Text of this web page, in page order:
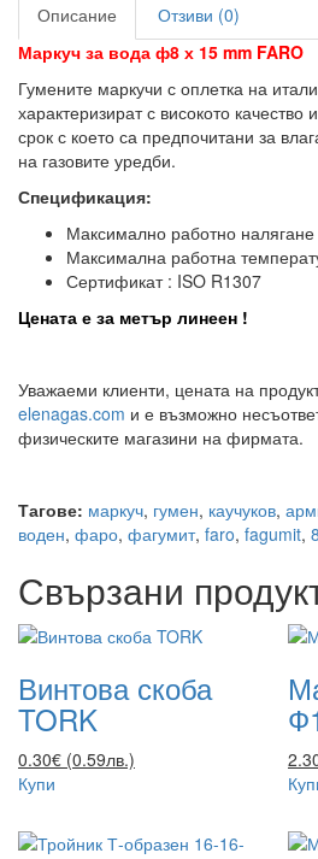
Описание
Отзиви (0)
Маркуч за вода ф8 х 15 mm FARO
Гумените маркучи с оплетка на
характеризират с високото
срок с което са предпочитани за
на газовите уредби.
Спецификация:
Максимално работно
Максимална работна
Сертификат : ISO R1307
Цената е за метър линеен !
Уважаеми клиенти, цената на
elenagas.com и е възможно
физическите магазини на фирмата.
Тагове: маркуч, гумен, каучуков,
воден, фаро, фагумит, faro, fagumit, 8
Свързани
Винтова скоба
TORK
0.30€ (0.59лв.)
Купи